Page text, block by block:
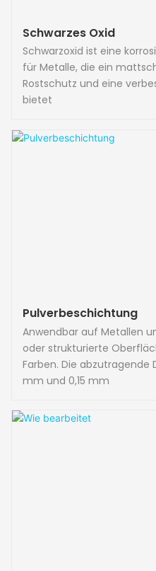
Schwarzes Oxid
Schwarzoxid ist eine
für Metalle, die ein
Rostschutz und eine
bietet
Pulverbeschichtung
Anwendbar auf Metallen
oder strukturierte
Farben. Die abzutragende
mm und 0,15 mm